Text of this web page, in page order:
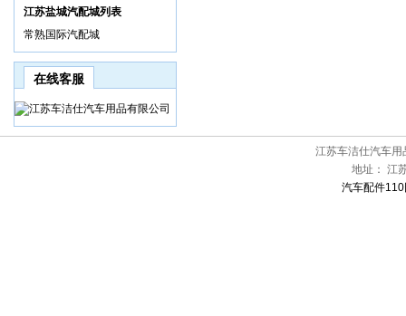
江苏盐城汽配城列表
常熟国际汽配城
在线客服
江苏车洁仕汽车用
地址： 江
汽车配件